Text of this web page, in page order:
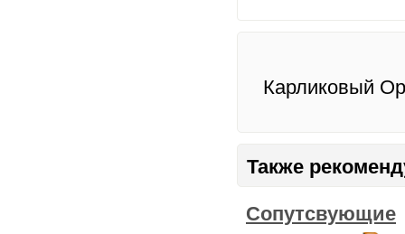
Карликовый
Также
Сопутсвующие